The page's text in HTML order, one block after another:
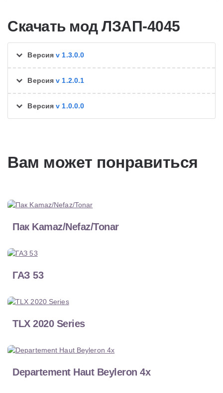
Скачать мод ЛЗАП-4045
Версияv 1.3.0.0
Версияv 1.2.0.1
Версияv 1.0.0.0
Вам может понравиться
Пак Kamaz/Nefaz/Tonar
ГАЗ 53
TLX 2020 Series
Departement Haut Beyleron 4x